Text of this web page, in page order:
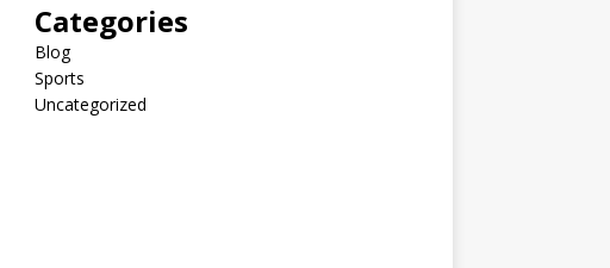
Categories
Blog
Sports
Uncategorized